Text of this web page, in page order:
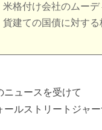
米格付け会社のムー
貨建ての国債に対する
ニュースを受けて
ールストリートジャ